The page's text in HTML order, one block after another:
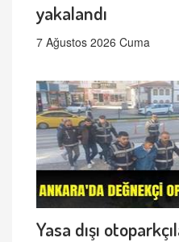
yakalandı
7 Ağustos 2026 Cuma
Yasa dışı